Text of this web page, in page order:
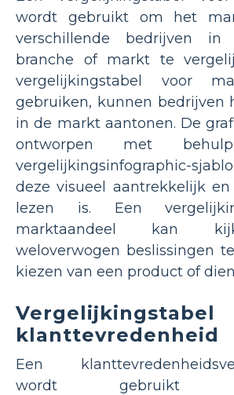
wordt gebruikt om het
verschillende bedrijven in
branche of markt te
vergelijkingstabel voor
gebruiken, kunnen bedrijven
in de markt aantonen. De
ontworpen met
vergelijkingsinfographic-
deze visueel aantrekkelijk
lezen is. Een
marktaandeel kan
weloverwogen beslissingen
kiezen van een product of
Vergelijkingstabel
klanttevredenheid
Een
wordt